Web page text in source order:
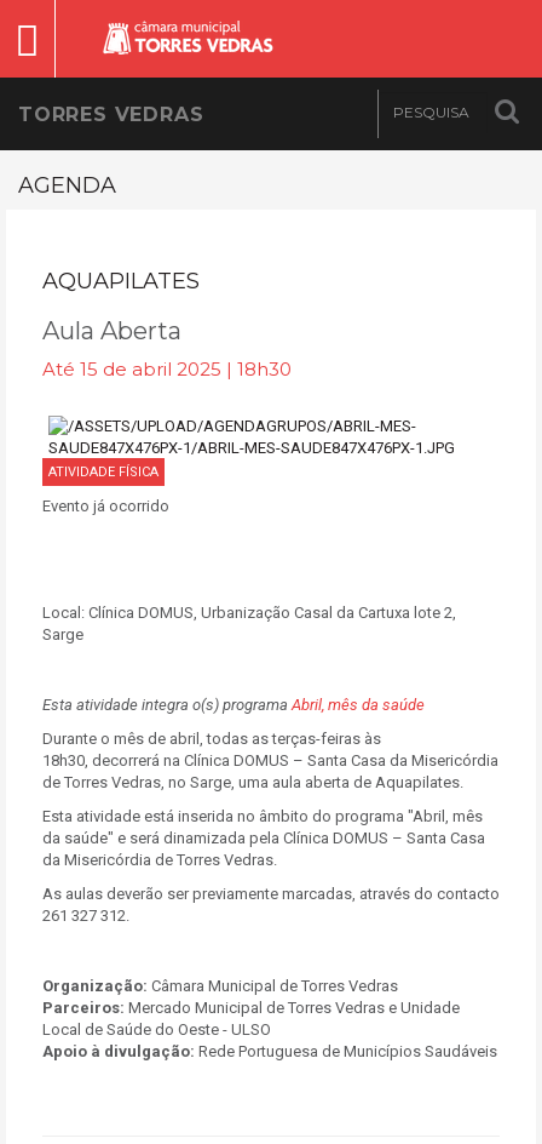
TORRES VEDRAS
AGENDA
AQUAPILATES
Aula Aberta
Até 15 de abril 2025 | 18h30
ATIVIDADE FÍSICA
Evento já ocorrido
Local: Clínica DOMUS, Urbanização Casal da Cartuxa lote 2,
Sarge
Esta atividade integra o(s) programaAbril, mês da saúde
Durante o mês de abril, todas as terças-feiras às
18h30, decorrerá na Clínica DOMUS – Santa Casa da Misericórdia
de Torres Vedras, no Sarge, uma aula aberta de Aquapilates.
Esta atividade está inserida no âmbito do programa "Abril, mês
da saúde" e será dinamizada pela Clínica DOMUS – Santa Casa
da Misericórdia de Torres Vedras.
As aulas deverão ser previamente marcadas, através do contacto
261 327 312.
Organização: Câmara Municipal de Torres Vedras
Parceiros: Mercado Municipal de Torres Vedras e Unidade
Local de Saúde do Oeste - ULSO
Apoio à divulgação: Rede Portuguesa de Municípios Saudáveis